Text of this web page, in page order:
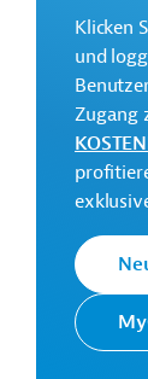
bereitsteht.
40
40
Klicken
und
Zugang